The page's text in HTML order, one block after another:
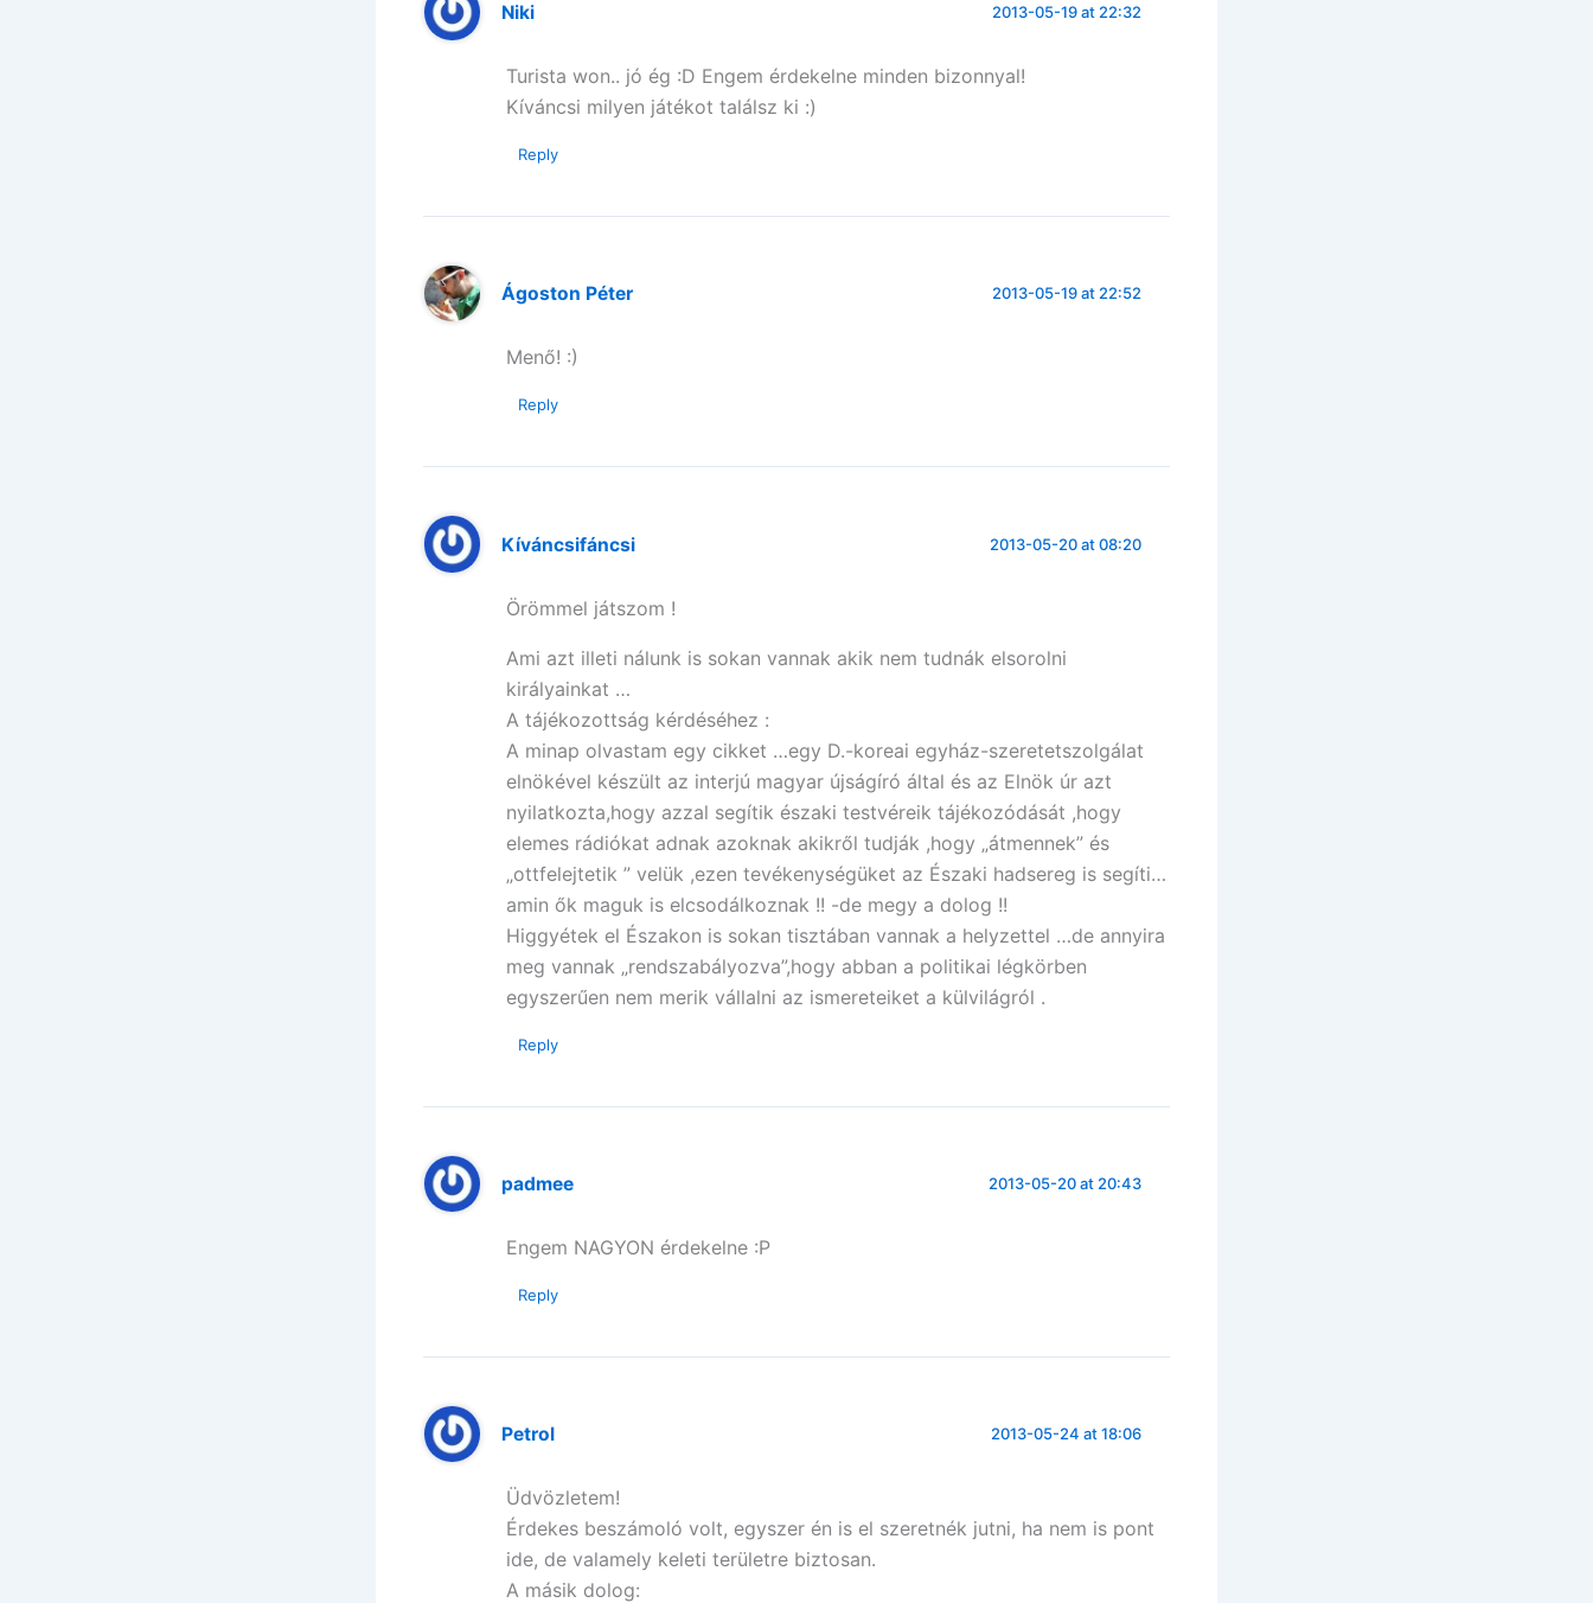
Niki 2013-05-19 at 22:32
Turista won.. jó ég :D Engem érdekelne minden bizonnyal!
Kíváncsi milyen játékot találsz ki :)
Reply
Ágoston Péter 2013-05-19 at 22:52
Menő! :)
Reply
Kíváncsifáncsi 2013-05-20 at 08:20
Örömmel játszom !
Ami azt illeti nálunk is sokan vannak akik nem tudnák elsorolni
királyainkat …
A tájékozottság kérdéséhez :
A minap olvastam egy cikket …egy D.-koreai egyház-szeretetszolgálat
elnökével készült az interjú magyar újságíró által és az Elnök úr azt
nyilatkozta,hogy azzal segítik északi testvéreik tájékozódását ,hogy
elemes rádiókat adnak azoknak akikről tudják ,hogy „átmennek” és
„ottfelejtetik ” velük ,ezen tevékenységüket az Északi hadsereg is segíti…
amin ők maguk is elcsodálkoznak !! -de megy a dolog !!
Higgyétek el Északon is sokan tisztában vannak a helyzettel …de annyira
meg vannak „rendszabályozva”,hogy abban a politikai légkörben
egyszerűen nem merik vállalni az ismereteiket a külvilágról .
Reply
padmee 2013-05-20 at 20:43
Engem NAGYON érdekelne :P
Reply
Petrol 2013-05-24 at 18:06
Üdvözletem!
Érdekes beszámoló volt, egyszer én is el szeretnék jutni, ha nem is pont
ide, de valamely keleti területre biztosan.
A másik dolog: